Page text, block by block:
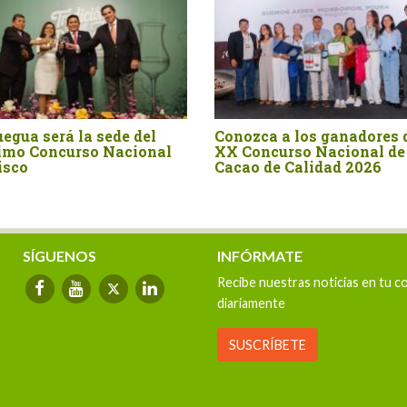
Hoy la XVII edición del Salón
del Cacao y Chocolate
Internacional 2026 abre sus
Fruit Attraction
una nueva
Factoría Chef
SÍGUENOS INFÓRMATE
Recibe nuestras noticias en tu
diariamente
SUSCRÍBETE